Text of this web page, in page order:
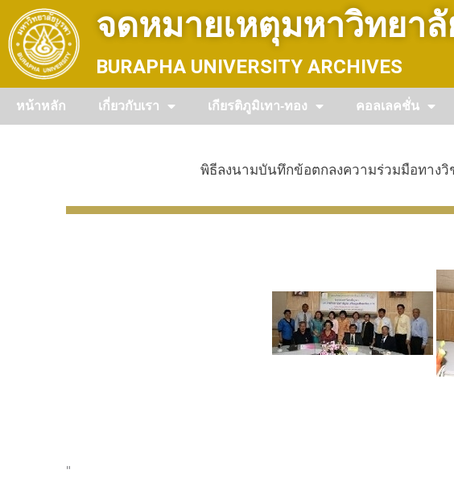
content
จดหมายเหตุมหาวิทยา
BURAPHA UNIVERSITY ARCHIVES
หน้าหลัก เกี่ยวกับเรา เกียรติภูมิเทา-ทอง คอลเลคชั่น
พิธีลงนามบันทึกข้อตกลงความร่วมมือทาง
"